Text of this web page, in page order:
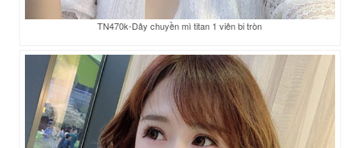
TN470k-Dây chuyền mì titan 1 viên bi tròn